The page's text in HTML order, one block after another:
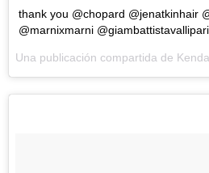
thank you @chopard @jenatkinhair
@marnixmarni
Una publicación compartida de